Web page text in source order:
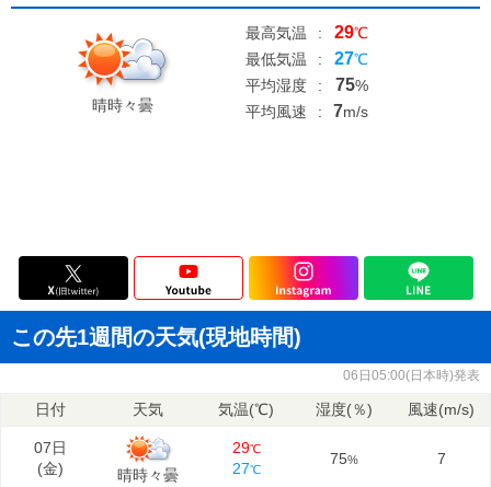
晴時々曇
最高気温 : 29℃
最低気温
: 27℃
平均湿度
: 75%
平均風速
: 7m/s
この先1週間の天気(現地時間)
06日05:00(日本時)発表
日付 天気 気温(℃) 湿度(％) 風速(m/s)
07日
(金) 晴時々曇
29℃
27℃
75% 7